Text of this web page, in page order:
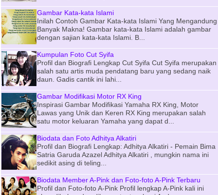
Gambar Kata-kata Islami
Inilah Contoh Gambar Kata-kata Islami Yang Mengandung
Banyak Makna! Gambar kata-kata Islami adalah gambar
dengan sajian kata-kata Islami. B...
Kumpulan Foto Cut Syifa
Profil dan Biografi Lengkap Cut Syifa Cut Syifa merupakan
salah satu artis muda pendatang baru yang sedang naik
daun. Gadis cantik ini lahi...
Gambar Modifikasi Motor RX King
Inspirasi Gambar Modifikasi Yamaha RX King, Motor
Lawas yang Unik dan Keren RX King merupakan salah
satu motor keluaran Yamaha yang dapat d...
Biodata dan Foto Adhitya Alkatiri
Profil dan Biografi Lengkap: Adhitya Alkatiri - Pemain Bima
Satria Garuda Azazel Adhitya Alkatiri , mungkin nama ini
sedikit asing di teling...
Biodata Member A-Pink dan Foto-foto A-Pink Terbaru
Profil dan Foto-foto A-Pink Profil lengkap A-Pink kali ini